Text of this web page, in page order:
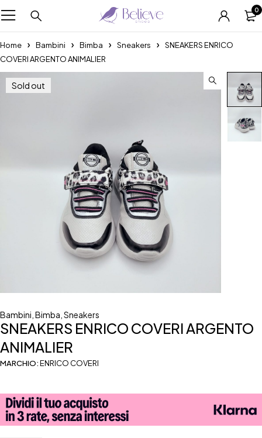
0
Home Bambini Bimba Sneakers
SNEAKERS ENRICO
COVERI ARGENTO ANIMALIER
Sold out
Bambini Bimba Sneakers
SNEAKERS ENRICO COVERI ARGENTO
ANIMALIER
MARCHIO:ENRICO COVERI